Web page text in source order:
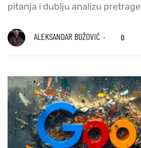
pitanja i dublju analizu pretrage
ALEKSANDAR BOŽOVIĆ 0